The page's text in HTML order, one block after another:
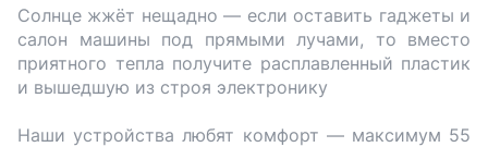
Солнце жжёт нещадно — если оставить гаджеты и
салон машины под прямыми лучами, то вместо
приятного тепла получите расплавленный пластик
и вышедшую из строя электронику
Наши устройства любят комфорт — максимум 55